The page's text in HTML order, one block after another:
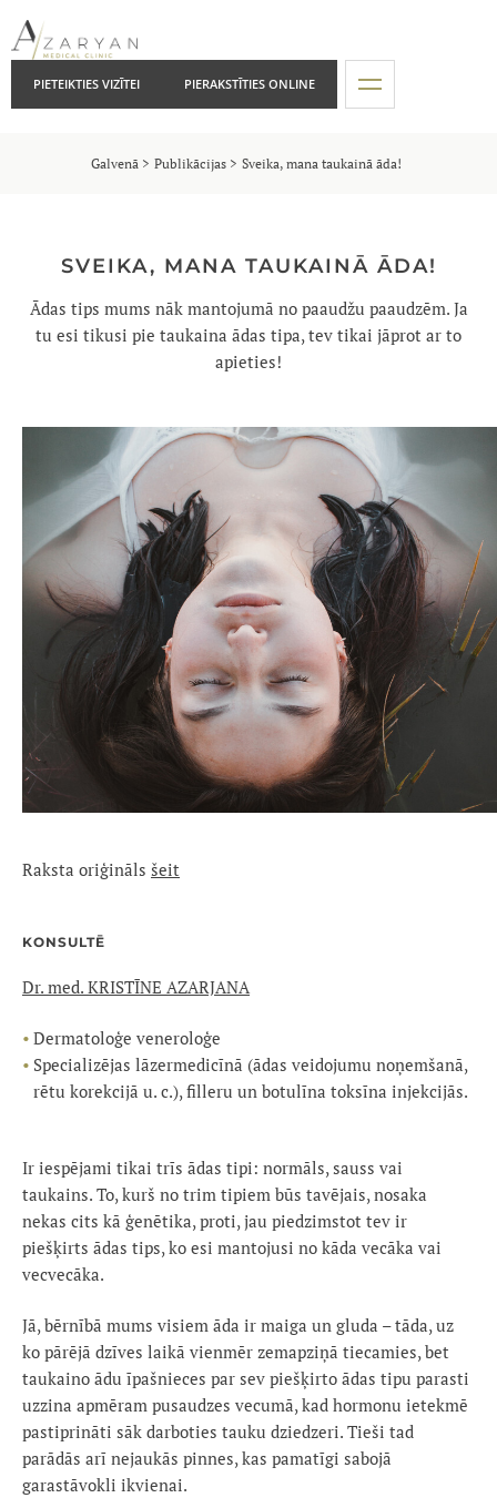
PIETEIKTIES VIZĪTEI PIERAKSTĪTIES ONLINE
Galvenā Publikācijas Sveika, mana taukainā āda!
SVEIKA, MANA TAUKAINĀ ĀDA!
Ādas tips mums nāk mantojumā no paaudžu paaudzēm. Ja
tu esi tikusi pie taukaina ādas tipa, tev tikai jāprot ar to
apieties!
Raksta oriģināls šeit
KONSULTĒ
Dr. med. KRISTĪNE AZARJANA
Dermatoloģe veneroloģe
Specializējas lāzermedicīnā (ādas veidojumu noņemšanā,
rētu korekcijā u. c.), filleru un botulīna toksīna injekcijās.
Ir iespējami tikai trīs ādas tipi: normāls, sauss vai
taukains. To, kurš no trim tipiem būs tavējais, nosaka
nekas cits kā ģenētika, proti, jau piedzimstot tev ir
piešķirts ādas tips, ko esi mantojusi no kāda vecāka vai
vecvecāka.
Jā, bērnībā mums visiem āda ir maiga un gluda – tāda, uz
ko pārējā dzīves laikā vienmēr zemapziņā tiecamies, bet
taukaino ādu īpašnieces par sev piešķirto ādas tipu parasti
uzzina apmēram pusaudzes vecumā, kad hormonu ietekmē
pastiprināti sāk darboties tauku dziedzeri. Tieši tad
parādās arī nejaukās pinnes, kas pamatīgi sabojā
garastāvokli ikvienai.